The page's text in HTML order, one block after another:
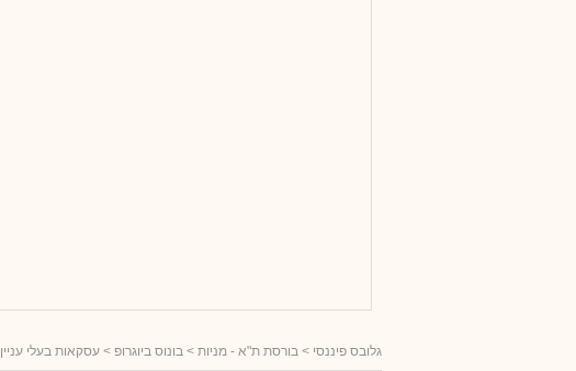
גלובס פיננסי > בורסת ת"א - מניות > בונוס ביוגרופ > עסקאות בעלי עניין